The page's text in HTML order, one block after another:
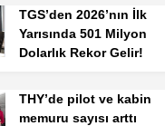
TGS’den 2026’nın İlk
Yarısında 501 Milyon
Dolarlık Rekor Gelir!
THY’de pilot ve kabin
memuru sayısı arttı